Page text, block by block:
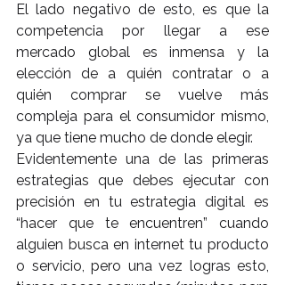
El lado negativo de esto, es que la
competencia por llegar a ese
mercado global es inmensa y la
elección de a quién contratar o a
quién comprar se vuelve más
compleja para el consumidor mismo,
ya que tiene mucho de donde elegir.
Evidentemente una de las primeras
estrategias que debes ejecutar con
precisión en tu estrategia digital es
“hacer que te encuentren” cuando
alguien busca en internet tu producto
o servicio, pero una vez logras esto,